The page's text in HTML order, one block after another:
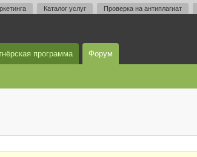
Каталог услуг Проверка на антиплагиат
программа Форум